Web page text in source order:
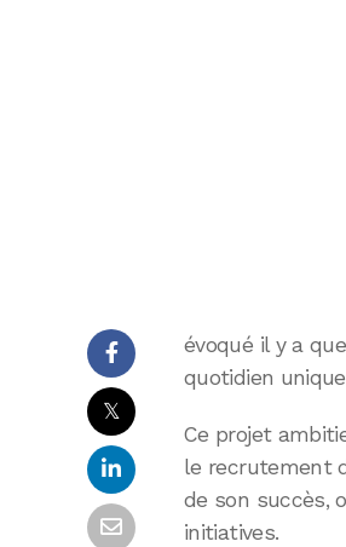
𝕏
évoqué il y a
quotidien
Ce projet
le recrutement
de son succès,
initiatives.